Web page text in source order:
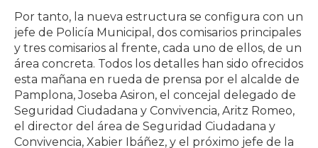
Por tanto, la nueva estructura se configura con un
jefe de Policía Municipal, dos comisarios principales
y tres comisarios al frente, cada uno de ellos, de un
área concreta. Todos los detalles han sido ofrecidos
esta mañana en rueda de prensa por el alcalde de
Pamplona, Joseba Asiron, el concejal delegado de
Seguridad Ciudadana y Convivencia, Aritz Romeo,
el director del área de Seguridad Ciudadana y
Convivencia, Xabier Ibáñez, y el próximo jefe de la